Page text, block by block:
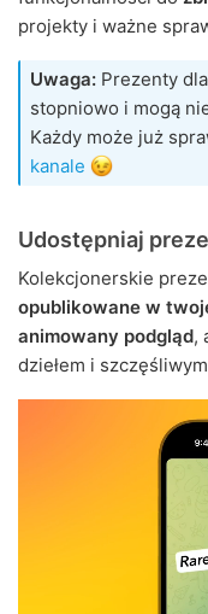
projekty i ważne
Uwaga: Prezenty
stopniowo i mogą
Każdy może już
kanale
Udostępniaj
Kolekcjonerskie
opublikowane w
animowany podgląd,
dziełem i